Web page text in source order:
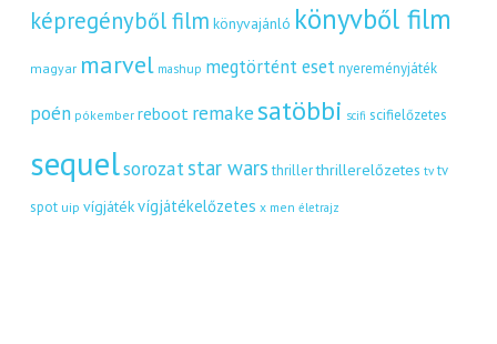
képregényből film könyvajánló könyvből film
magyar marvel mashup megtörtént eset nyereményjáték
poén pókember reboot remakesatöbbi scifi scifielőzetes
sequelsorozatstar wars thriller thrillerelőzetes tv tv
spot uip vígjátékvígjátékelőzetes x men életrajz